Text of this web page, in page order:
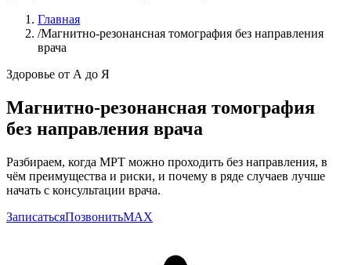
Главная
/Магнитно-резонансная томография без направления
врача
Здоровье от А до Я
Магнитно-резонансная томография
без направления врача
Разбираем, когда МРТ можно проходить без направления, в
чём преимущества и риски, и почему в ряде случаев лучше
начать с консультации врача.
ЗаписатьсяПозвонитьMAX